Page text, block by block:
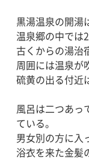
黒湯温泉の開湯
温泉郷の中では
古くからの湯治
周囲には温泉が
硫黄の出る付近
風呂は二つあっ
ている。
男女別の方に入
浴衣を来た金髪